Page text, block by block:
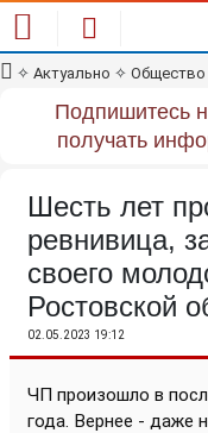
✧ Актуально ✧ Общество
Подпишитесь
получать
Шесть лет
ревнивица,
своего
Ростовской
02.05.2023 19:12
ЧП произошло в
года. Вернее - даже